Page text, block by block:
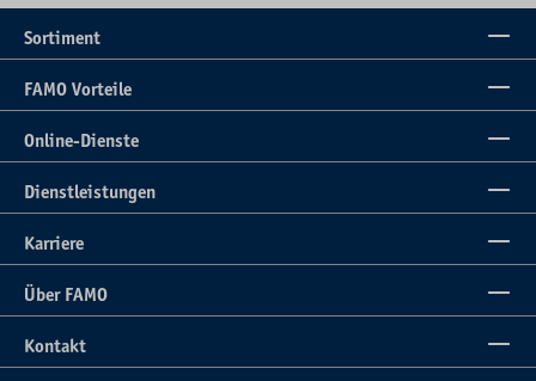
Sortiment
FAMO Vorteile
Online-Dienste
Dienstleistungen
Karriere
Über FAMO
Kontakt